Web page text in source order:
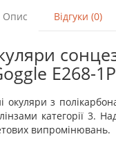
Опис Відгуки (0)
E268-1P
окуляри з
категорії 3.
випромінювань.